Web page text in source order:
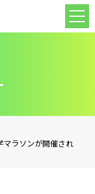
ラソンが開催され